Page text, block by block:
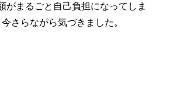
がまるごと自己負担になってしま
さらながら気づきました。